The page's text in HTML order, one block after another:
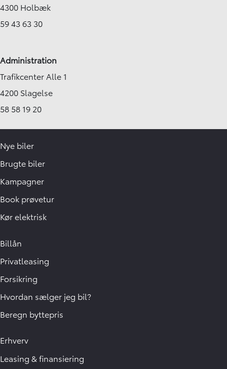
4300 Holbæk
59 43 63 30
Administration
Trafikcenter Alle 1
4200 Slagelse
58 58 19 20
Nye biler
Brugte biler
Kampagner
Book prøvetur
Kør elektrisk
Billån
Privatleasing
Forsikring
Hvordan sælger jeg bil?
Beregn byttepris
Erhverv
Leasing & finansiering